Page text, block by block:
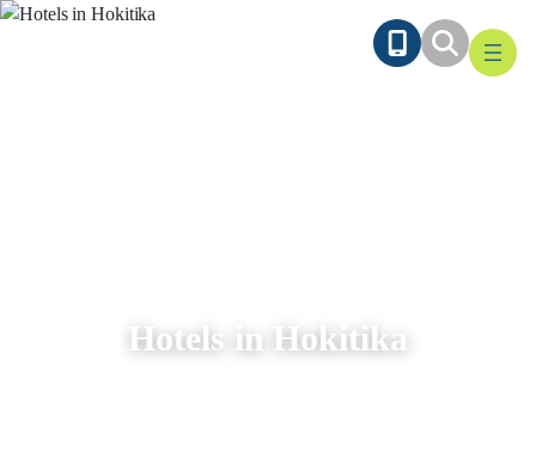
Ga
Hotels in Hokitika